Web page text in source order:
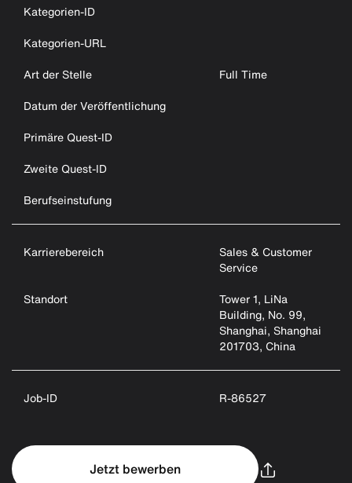
Kategorien-ID
Kategorien-URL
Art der Stelle
Full Time
Datum der Veröffentlichung
Primäre Quest-ID
Zweite Quest-ID
Berufseinstufung
Karrierebereich
Sales & Customer
Service
Standort
Tower 1, LiNa
Building, No. 99,
Shanghai, Shanghai
201703, China
Job-ID R-86527
Jetzt bewerben